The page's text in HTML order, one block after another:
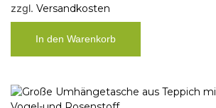
zzgl. Versandkosten
In den Warenkorb